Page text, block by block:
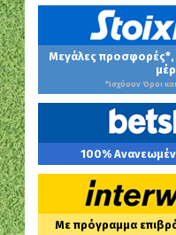
Μεγάλες
*Ισχύουν Όροι
100%
Με πρόγραμμα